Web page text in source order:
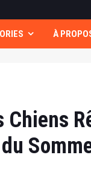
À
Chiens